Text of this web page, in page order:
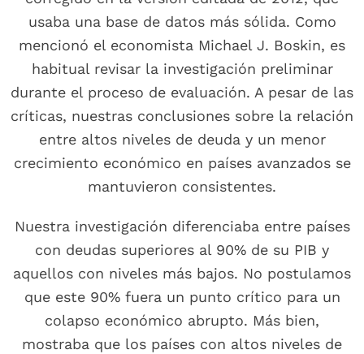
usaba una base de datos más sólida. Como
mencionó el economista Michael J. Boskin, es
habitual revisar la investigación preliminar
durante el proceso de evaluación. A pesar de las
críticas, nuestras conclusiones sobre la relación
entre altos niveles de deuda y un menor
crecimiento económico en países avanzados se
mantuvieron consistentes.
Nuestra investigación diferenciaba entre países
con deudas superiores al 90% de su PIB y
aquellos con niveles más bajos. No postulamos
que este 90% fuera un punto crítico para un
colapso económico abrupto. Más bien,
mostraba que los países con altos niveles de